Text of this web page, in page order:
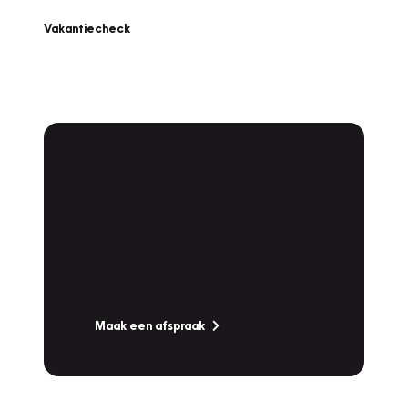
Vakantiecheck
Maak een afspraak